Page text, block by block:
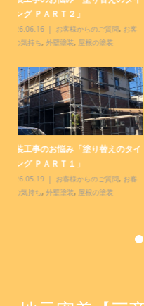
「おまかせください！！」１９６...
2026.04.28 ニュースレター,三商事っ
て、こんな店,三商事について
【塗装の口コミ】小金井市前原町
様「素敵な仕上がり」
2026.04.06 お客様からの嬉しいお声
お客様の気持ち